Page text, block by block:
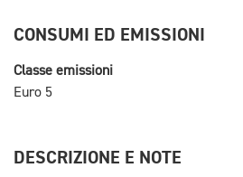
CONSUMI ED EMISSIONI
Classe emissioni
Euro 5
DESCRIZIONE E NOTE